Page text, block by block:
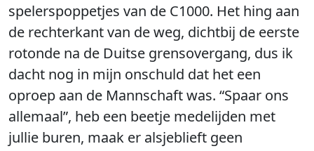
spelerspoppetjes van de C1000. Het hing aan
de rechterkant van de weg, dichtbij de eerste
rotonde na de Duitse grensovergang, dus ik
dacht nog in mijn onschuld dat het een
oproep aan de Mannschaft was. “Spaar ons
allemaal”, heb een beetje medelijden met
jullie buren, maak er alsjeblieft geen